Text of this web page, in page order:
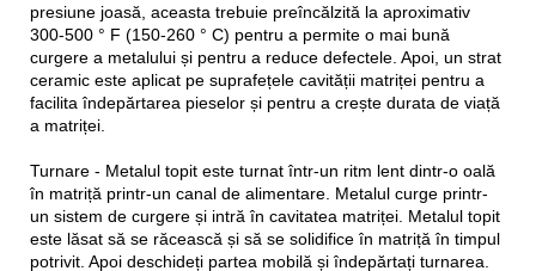
presiune joasă, aceasta trebuie preîncălzită la aproximativ
300-500 ° F (150-260 ° C) pentru a permite o mai bună
curgere a metalului și pentru a reduce defectele. Apoi, un strat
ceramic este aplicat pe suprafețele cavității matriței pentru a
facilita îndepărtarea pieselor și pentru a crește durata de viață
a matriței.
Turnare - Metalul topit este turnat într-un ritm lent dintr-o oală
în matriță printr-un canal de alimentare. Metalul curge printr-
un sistem de curgere și intră în cavitatea matriței. Metalul topit
este lăsat să se răcească și să se solidifice în matriță în timpul
potrivit. Apoi deschideți partea mobilă și îndepărtați turnarea.